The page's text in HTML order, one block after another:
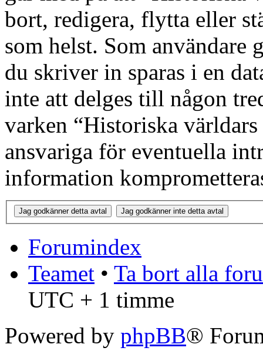
bort, redigera, flytta eller
som helst. Som
du skriver in sparas i en
inte att delges till någon
varken “Historiska
ansvariga för eventuella
information
Forumindex
Teamet • Ta bort alla
UTC + 1 timme
Powered by phpBB®